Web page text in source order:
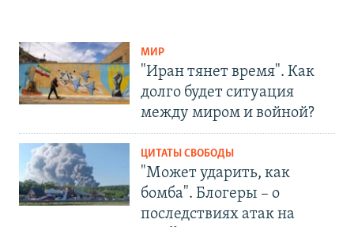
МИР
"Иран тянет время". Как
долго будет ситуация
между миром и войной?
ЦИТАТЫ СВОБОДЫ
"Может ударить, как
бомба". Блогеры – о
последствиях атак на